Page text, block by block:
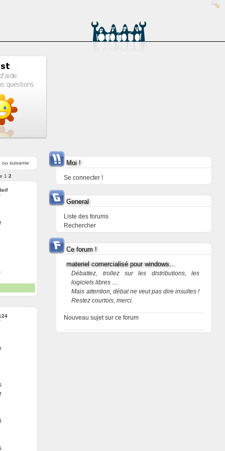
ou suivante
1 2
Moi !
Se connecter !
General
Liste des forums
Rechercher
Ce forum !
materiel comercialisé pour windows...
Débattez, trollez sur les distributions, les
logiciels libres ....
Mais attention, débat ne veut pas dire insultes !
Restez courtois, merci.
Nouveau sujet sur ce forum